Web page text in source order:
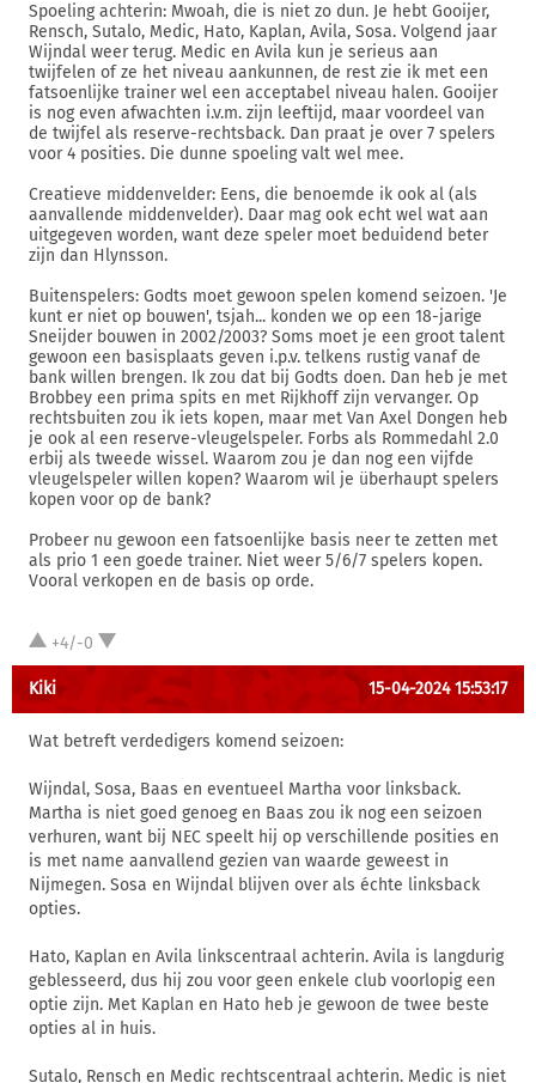
Spoeling achterin: Mwoah, die is niet zo dun. Je hebt Gooijer,
Rensch, Sutalo, Medic, Hato, Kaplan, Avila, Sosa. Volgend jaar
Wijndal weer terug. Medic en Avila kun je serieus aan
twijfelen of ze het niveau aankunnen, de rest zie ik met een
fatsoenlijke trainer wel een acceptabel niveau halen. Gooijer
is nog even afwachten i.v.m. zijn leeftijd, maar voordeel van
de twijfel als reserve-rechtsback. Dan praat je over 7 spelers
voor 4 posities. Die dunne spoeling valt wel mee.
Creatieve middenvelder: Eens, die benoemde ik ook al (als
aanvallende middenvelder). Daar mag ook echt wel wat aan
uitgegeven worden, want deze speler moet beduidend beter
zijn dan Hlynsson.
Buitenspelers: Godts moet gewoon spelen komend seizoen. 'Je
kunt er niet op bouwen', tsjah... konden we op een 18-jarige
Sneijder bouwen in 2002/2003? Soms moet je een groot talent
gewoon een basisplaats geven i.p.v. telkens rustig vanaf de
bank willen brengen. Ik zou dat bij Godts doen. Dan heb je met
Brobbey een prima spits en met Rijkhoff zijn vervanger. Op
rechtsbuiten zou ik iets kopen, maar met Van Axel Dongen heb
je ook al een reserve-vleugelspeler. Forbs als Rommedahl 2.0
erbij als tweede wissel. Waarom zou je dan nog een vijfde
vleugelspeler willen kopen? Waarom wil je überhaupt spelers
kopen voor op de bank?
Probeer nu gewoon een fatsoenlijke basis neer te zetten met
als prio 1 een goede trainer. Niet weer 5/6/7 spelers kopen.
Vooral verkopen en de basis op orde.
+4/-0
Kiki 15-04-2024 15:53:17
Wat betreft verdedigers komend seizoen:
Wijndal, Sosa, Baas en eventueel Martha voor linksback.
Martha is niet goed genoeg en Baas zou ik nog een seizoen
verhuren, want bij NEC speelt hij op verschillende posities en
is met name aanvallend gezien van waarde geweest in
Nijmegen. Sosa en Wijndal blijven over als échte linksback
opties.
Hato, Kaplan en Avila linkscentraal achterin. Avila is langdurig
geblesseerd, dus hij zou voor geen enkele club voorlopig een
optie zijn. Met Kaplan en Hato heb je gewoon de twee beste
opties al in huis.
Sutalo, Rensch en Medic rechtscentraal achterin. Medic is niet